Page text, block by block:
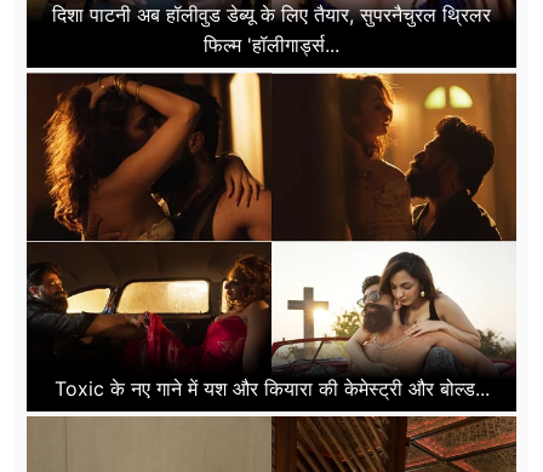
दिशा पाटनी अब हॉलीवुड डेब्यू के लिए तैयार, सुपरनैचुरल थ्रिलर
फिल्म 'हॉलीगार्ड्स...
Toxic के नए गाने में यश और कियारा की केमेस्ट्री और बोल्ड...